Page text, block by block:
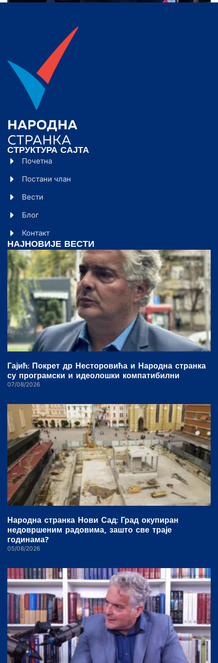
СТРУКТУРА САЈТА
Почетна
Постани члан
Вести
Блог
Контакт
НАЈНОВИЈЕ ВЕСТИ
Гајић: Покрет др Несторовића и Народна странка
су програмски и идеолошки компатибилни
07/08/2026
Народна странка Нови Сад: Град окупиран
недовршеним радовима, зашто све траје
годинама?
05/08/2026